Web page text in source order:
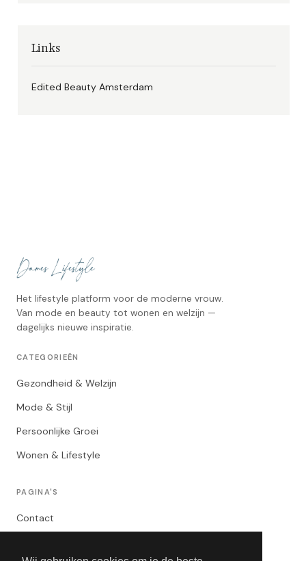
Links
Edited Beauty Amsterdam
Het lifestyle platform voor de moderne vrouw.
Van mode en beauty tot wonen en welzijn —
dagelijks nieuwe inspiratie.
CATEGORIEËN
Gezondheid & Welzijn
Mode & Stijl
Persoonlijke Groei
Wonen & Lifestyle
PAGINA'S
Contact